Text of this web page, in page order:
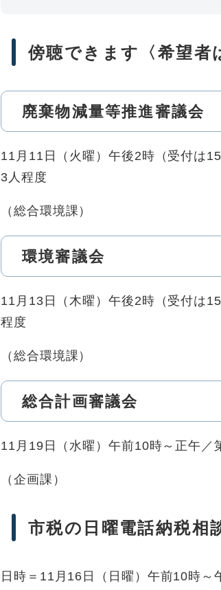
傍聴できます〈希望者
廃棄物減量等推進審議会
11月11日（火曜）午後2時（受付は
3人程度
（総合環境課）
環境審議会
11月13日（木曜）午後2時（受付は
程度
（総合環境課）
総合計画審議会
11月19日（水曜）午前10時～正午／
（企画課）
市税の日曜電話納税相
日時＝11月16日（日曜）午前10時